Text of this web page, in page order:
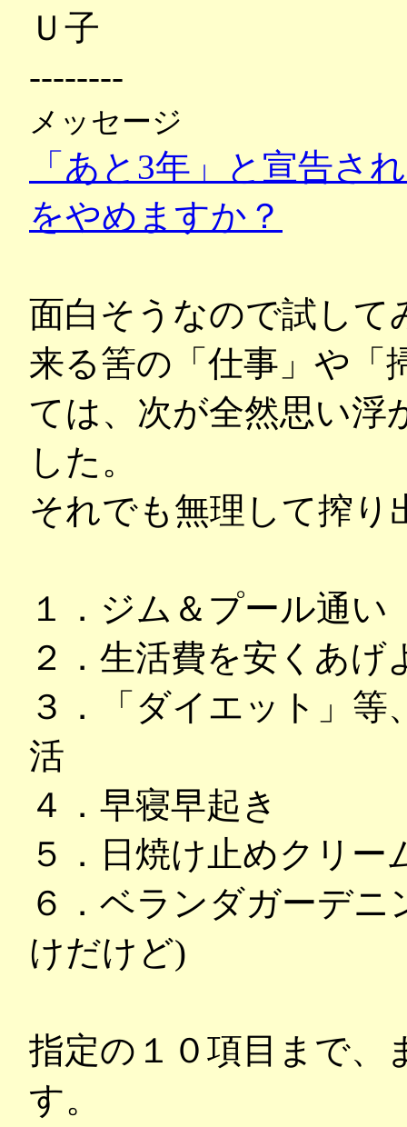
Ｕ子
--------
メッセージ
「あと3年」と宣告さ
をやめますか？
面白そうなので試して
来る筈の「仕事」や「
ては、次が全然思い浮
した。
それでも無理して搾り
１．ジム＆プール通い
２．生活費を安くあげ
３．「ダイエット」
活
４．早寝早起き
５．日焼け止めクリー
６．ベランダガーデ
けだけど)
指定の１０項目まで、
す。